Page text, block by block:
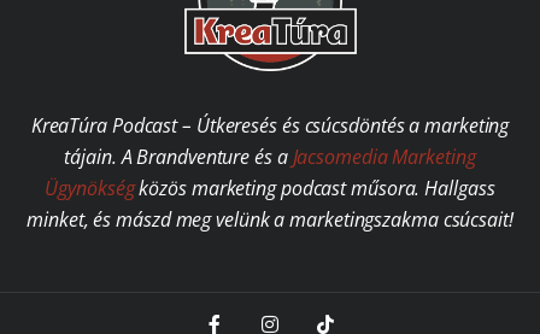
KreaTúra Podcast – Útkeresés és csúcsdöntés a marketing
tájain. A Brandventure és aJacsomedia Marketing
Ügynökségközös marketing podcast műsora. Hallgass
minket, és mászd meg velünk a marketingszakma csúcsait!